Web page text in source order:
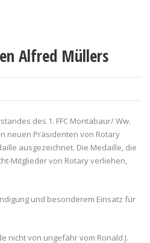
Alfred Müllers
des 1. FFC Montabaur/ Ww.
neuen Präsidenten von Rotary
ausgezeichnet. Die Medaille, die
Mitglieder von Rotary verliehen,
und besonderem Einsatz für
nicht von ungefähr vom Ronald J.